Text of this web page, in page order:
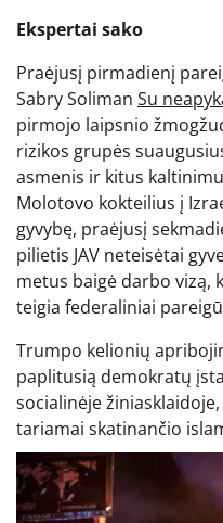
Ekspertai sako
Praėjusį pirmadienį
Sabry Soliman Su
pirmojo laipsnio
rizikos grupės
asmenis ir kitus
Molotovo kokteilius į
gyvybę, praėjusį
pilietis JAV neteisėtai
metus baigė darbo vizą,
teigia federaliniai
Trumpo kelionių
paplitusią demokratų
socialinėje
tariamai skatinančio